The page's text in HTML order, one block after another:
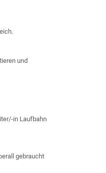
und
in Laufbahn
gebraucht